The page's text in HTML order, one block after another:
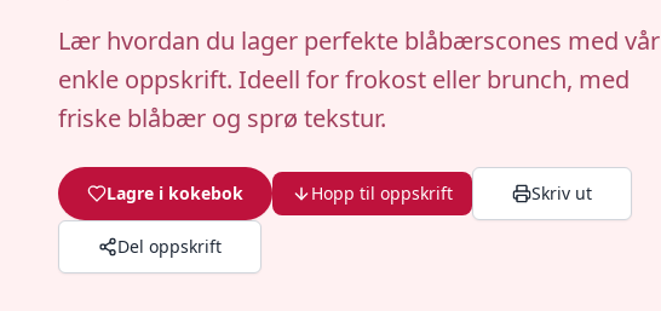
Lær hvordan du lager perfekte blåbærscones med vår
enkle oppskrift. Ideell for frokost eller brunch, med
friske blåbær og sprø tekstur.
Lagre i kokebok Hopp til oppskrift Skriv ut
Del oppskrift